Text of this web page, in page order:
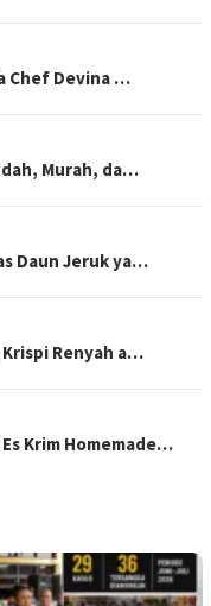
Chef Devina …
Murah, da…
Daun Jeruk ya…
Krispi Renyah a…
Krim Homemade…